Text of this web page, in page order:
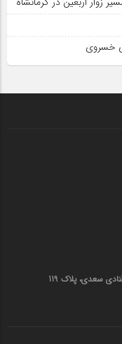
خسروی
کرمانشاه خیابان سعدی ، جنب مرکز قنادی سعدی، پلاک 119